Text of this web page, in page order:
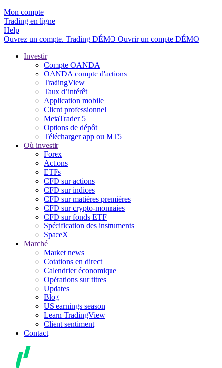
Mon compte
Trading en ligne
Help
Ouvrez un compte. Trading DÉMO Ouvrir un compte DÉMO
Investir
Compte OANDA
OANDA compte d'actions
TradingView
Taux d’intérêt
Application mobile
Client professionnel
MetaTrader 5
Options de dépôt
Télécharger app ou MT5
Où investir
Forex
Actions
ETFs
CFD sur actions
CFD sur indices
CFD sur matières premières
CFD sur crypto-monnaies
CFD sur fonds ETF
Spécification des instruments
SpaceX
Marché
Market news
Cotations en direct
Calendrier économique
Opérations sur titres
Updates
Blog
US earnings season
Learn TradingView
Client sentiment
Contact